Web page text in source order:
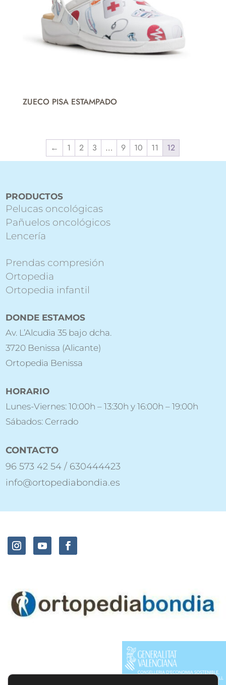
ZUECO PISA ESTAMPADO
← 1 2 3 … 9 10 11 12
PRODUCTOS
Pelucas oncológicas
Pañuelos oncológicos
Lencería
Prendas compresión
Ortopedia
Ortopedia infantil
DONDE ESTAMOS
Av. L’Alcudia 35 bajo dcha.
3720 Benissa (Alicante)
Ortopedia Benissa
HORARIO
Lunes-Viernes: 10:00h – 13:30h y 16:00h – 19:00h
Sábados: Cerrado
CONTACTO
96 573 42 54 / 630444423
info@ortopediabondia.es